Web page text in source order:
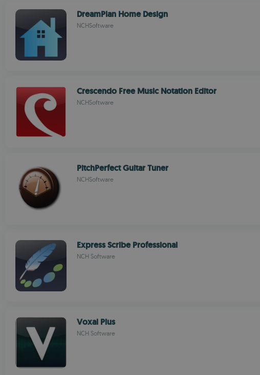
DreamPlan Home Design
NCHSoftware
Crescendo Free Music Notation Editor
NCHSoftware
PitchPerfect Guitar Tuner
NCHSoftware
Express Scribe Professional
NCH Software
Voxal Plus
NCH Software